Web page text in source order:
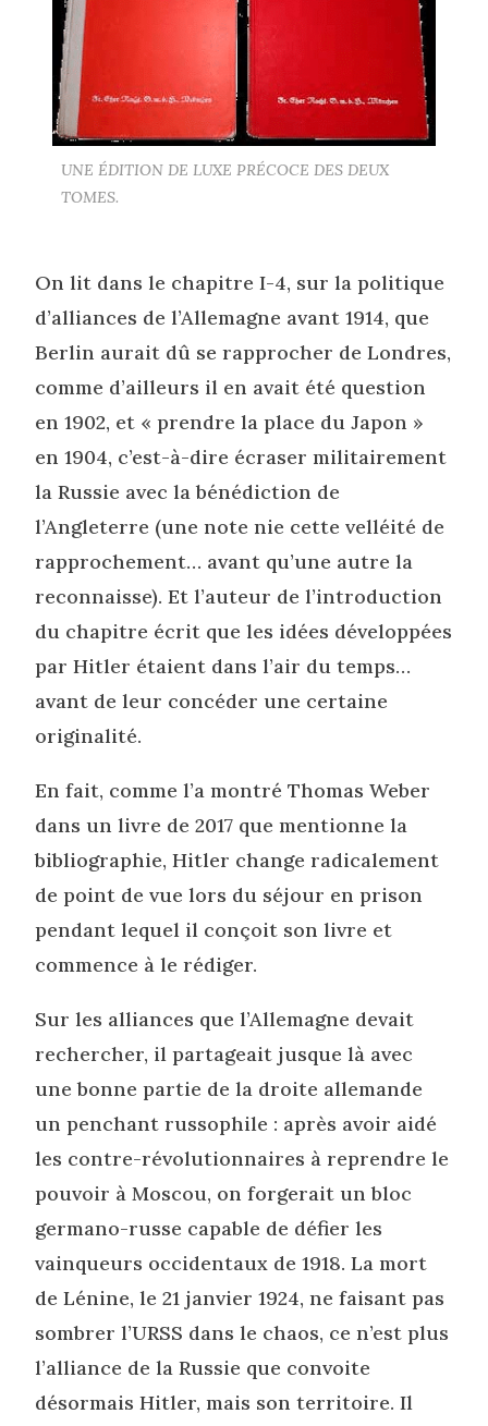
UNE ÉDITION DE LUXE PRÉCOCE DES DEUX
TOMES.
On lit dans le chapitre I-4, sur la politique
d’alliances de l’Allemagne avant 1914, que
Berlin aurait dû se rapprocher de Londres,
comme d’ailleurs il en avait été question
en 1902, et « prendre la place du Japon »
en 1904, c’est-à-dire écraser militairement
la Russie avec la bénédiction de
l’Angleterre (une note nie cette velléité de
rapprochement… avant qu’une autre la
reconnaisse). Et l’auteur de l’introduction
du chapitre écrit que les idées développées
par Hitler étaient dans l’air du temps…
avant de leur concéder une certaine
originalité.
En fait, comme l’a montré Thomas Weber
dans un livre de 2017 que mentionne la
bibliographie, Hitler change radicalement
de point de vue lors du séjour en prison
pendant lequel il conçoit son livre et
commence à le rédiger.
Sur les alliances que l’Allemagne devait
rechercher, il partageait jusque là avec
une bonne partie de la droite allemande
un penchant russophile : après avoir aidé
les contre-révolutionnaires à reprendre le
pouvoir à Moscou, on forgerait un bloc
germano-russe capable de défier les
vainqueurs occidentaux de 1918. La mort
de Lénine, le 21 janvier 1924, ne faisant pas
sombrer l’URSS dans le chaos, ce n’est plus
l’alliance de la Russie que convoite
désormais Hitler, mais son territoire. Il